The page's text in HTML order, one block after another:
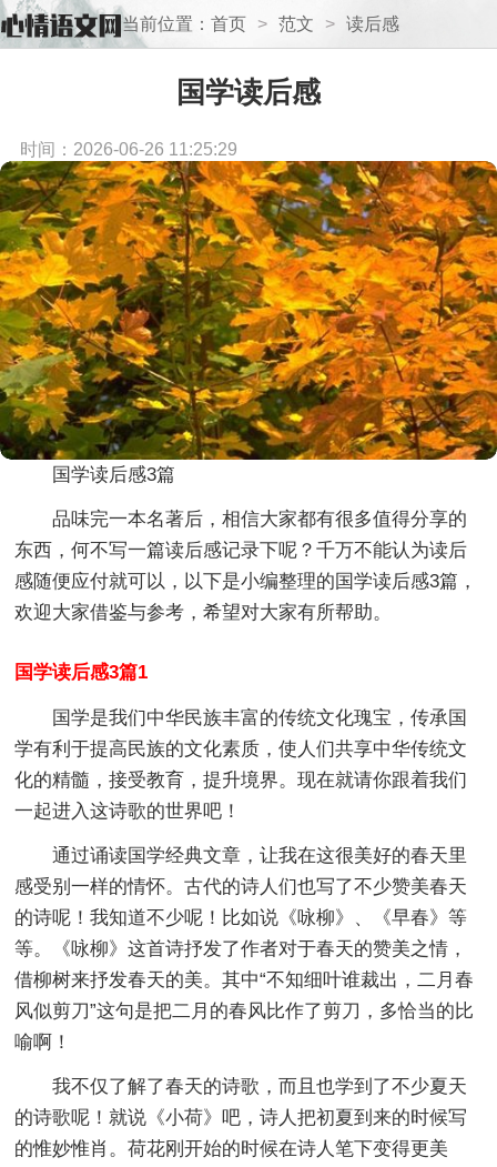
当前位置： 首页 > 范文 > 读后感
国学读后感
时间：2026-06-26 11:25:29
国学读后感3篇
品味完一本名著后，相信大家都有很多值得分享的
东西，何不写一篇读后感记录下呢？千万不能认为读后
感随便应付就可以，以下是小编整理的国学读后感3篇，
欢迎大家借鉴与参考，希望对大家有所帮助。
国学读后感3篇1
国学是我们中华民族丰富的传统文化瑰宝，传承国
学有利于提高民族的文化素质，使人们共享中华传统文
化的精髓，接受教育，提升境界。现在就请你跟着我们
一起进入这诗歌的世界吧！
通过诵读国学经典文章，让我在这很美好的春天里
感受别一样的情怀。古代的诗人们也写了不少赞美春天
的诗呢！我知道不少呢！比如说《咏柳》、《早春》等
等。《咏柳》这首诗抒发了作者对于春天的赞美之情，
借柳树来抒发春天的美。其中“不知细叶谁裁出，二月春
风似剪刀”这句是把二月的春风比作了剪刀，多恰当的比
喻啊！
我不仅了解了春天的诗歌，而且也学到了不少夏天
的诗歌呢！就说《小荷》吧，诗人把初夏到来的时候写
的惟妙惟肖。荷花刚开始的时候在诗人笔下变得更美